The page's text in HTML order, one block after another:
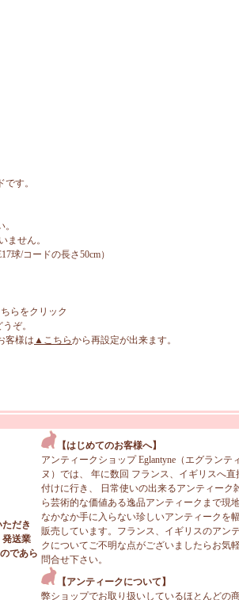
す。
ません。
球/コードの長さ50cm）
らをクリック
ぞ。
客様は ▲こちらから再設定が出来ます。
だき
発送業
であら
【はじめてのお客様へ】
アンティークショップ Eglantyne（エグランテ
ヌ）では、 年に数回 フランス、イギリスへ直
付けに行き、 日常使いの出来るアンティーク
ら芸術的な価値ある逸品アンティークまで現
なかなか手に入らない珍しいアンティークを
販売しています。フランス、イギリスのアン
クについてご不明な点がございましたらお気
問合せ下さい。
【アンティークについて】
弊ショップでお取り扱いしているほとんどの